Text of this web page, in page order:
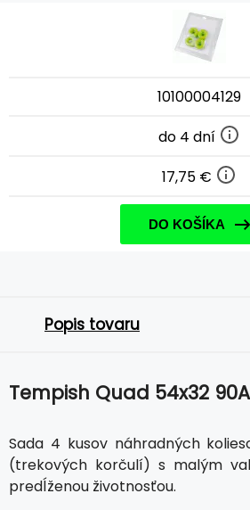
10100004129
do 4 dní
17,75 €
DO KOŠÍKA
Popis tovaru
Tempish Quad 54x32 90A
Sada 4 kusov náhradných
(trekových korčulí) s malým
predĺženou životnosťou.